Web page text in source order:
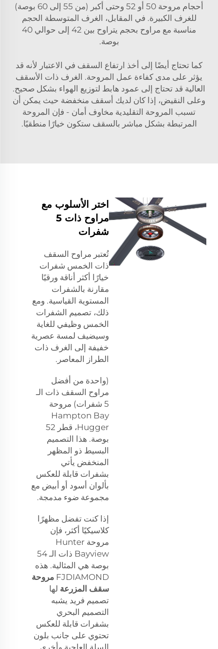
أحجام مروحة 50 أو 52 وحتى أكبر (من 55 إلى 60 بوصة)
للغرف الكبيرة. في المقابل، الغرف المتوسطة الحجم
مناسبة مع مراوح بحجم يتراوح بين 42 إلى حوالي 40
بوصة.
كما تحتاج أيضًا إلى أخذ ارتفاع السقف في الاعتبار لأنه قد
يؤثر على مدى كفاءة عمل المروحة. الغرف ذات الأسقف
العالية قد تحتاج إلى عمود هابط لتوزيع الهواء بشكل صحيح.
وعلى النقيض، إذا كان لديك أسقف منخفضة حيث يمكن أن
تسبب المروحة التقليدية مخاوف أمان - فإن المروحة
المرتبطة بشكل مباشر بالسقف ستكون خيارًا منطقيًا.
اختر الأسلوب مع
مراوح ذات 5
شفرات
تُعتبر مراوح السقف
ذات الخمس شفرات
خيارًا أكثر أناقة ورقيًا
مقارنة بالشفرات
المستوية القياسية. ومع
ذلك، تصميم الشفرات
الخمس وظيفي للغاية
وسيضيف لمسة عصرية
خفيفة إلى الغرف ذات
الطراز المعاصر.
(واحدة من أفضل
مراوح السقف ذات الـ
5 شفرات) مروحة
Hampton Bay
Hugger، قطر 52
بوصة. هذا التصميم
البسيط ذو المظهر
المنخفض يأتي
بشفرات قابلة للعكس
بألوان أسود أو أبيض مع
مجموعة ضوء مدمجة.
إذا كنت تفضل مظهرًا
كلاسيكيًا أكثر، فإن
مروحة Hunter
Bayview ذات الـ 54
بوصة هي المثالية. هذه
FJDIAMOND مروحة
سقف المزرعة لها
تصميم فريد يشبه
التصميم البحري
بشفرات قابلة للعكس
تحتوي على جانب بلون
السلة العاجية وأخرى